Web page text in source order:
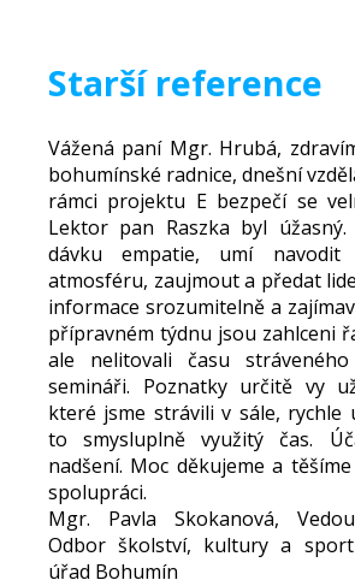
Starší reference
Vážená paní Mgr. Hrubá,
bohumínské radnice, dnešní
rámci projektu E bezpečí se
Lektor pan Raszka byl
dávku empatie, umí navodit
atmosféru, zaujmout a předat
informace srozumitelně a
přípravném týdnu jsou zahlceni
ale nelitovali času
semináři. Poznatky určitě vy
které jsme strávili v sále, rychle
to smysluplně využitý čas.
nadšení. Moc děkujeme a
spolupráci.
Mgr. Pavla Skokanová,
Odbor školství, kultury a
úřad Bohumín